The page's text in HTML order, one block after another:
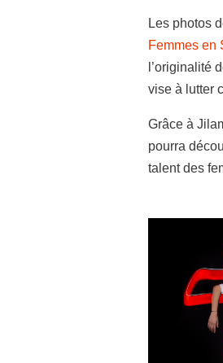
Les photos
Femmes en
l’originalité
vise à lutter
Grâce à
pourra
talent des